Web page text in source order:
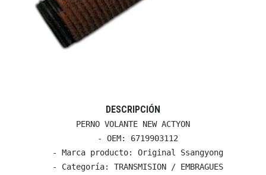
DESCRIPCIÓN
PERNO VOLANTE NEW ACTYON
  - OEM: 6719903112
  - Marca producto: Original Ssangyong
  - Categoría: TRANSMISION / EMBRAGUES